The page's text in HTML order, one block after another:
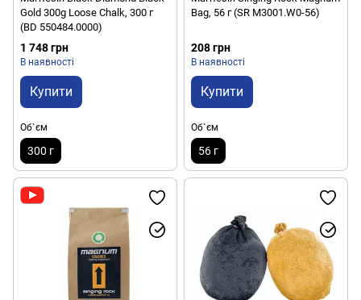
Gold 300g Loose Chalk, 300 г
(BD 550484.0000)
1 748 грн
В наявності
Купити
Об`єм
300 г
Bag, 56 г (SR M3001.W0-56)
208 грн
В наявності
Купити
Об`єм
56 г